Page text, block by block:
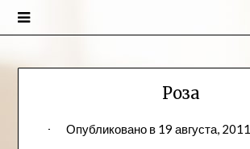
Роза
Опубликовано в 19 августа, 2011